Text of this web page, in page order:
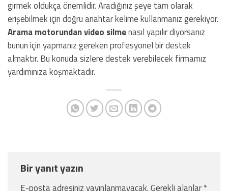
girmek oldukça önemlidir. Aradığınız şeye tam olarak
erişebilmek için doğru anahtar kelime kullanmanız gerekiyor.
Arama motorundan video silmenasıl yapılır diyorsanız
bunun için yapmanız gereken profesyonel bir destek
almaktır. Bu konuda sizlere destek verebilecek firmamız
yardımınıza koşmaktadır.
Bir yanıt yazın
E-posta adresiniz yayınlanmayacak.Gerekli alanlar*